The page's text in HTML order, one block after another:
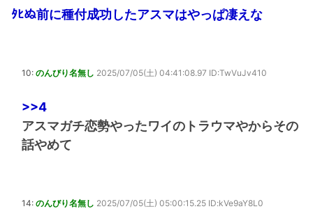
ﾀﾋぬ前に種付成功したアスマはやっぱ凄えな
10: のんびり名無し 2025/07/05(土) 04:41:08.97 ID:TwVuJv410
>>4
アスマガチ恋勢やったワイのトラウマやからその
話やめて
14: のんびり名無し 2025/07/05(土) 05:00:15.25 ID:kVe9aY8L0